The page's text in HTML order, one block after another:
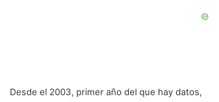
Desde el 2003, primer año del que hay datos,